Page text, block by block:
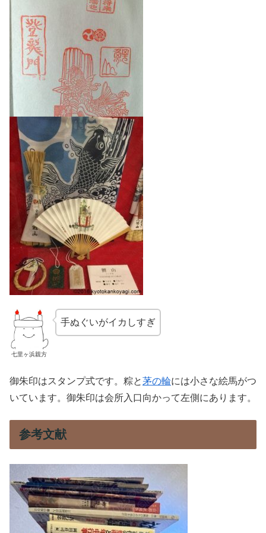
七里ヶ浜親方
手ぬぐいがイカしすぎ
御朱印はスタンプ式です。粽と茅の輪には小さな絵馬がつ
いています。御朱印は会所入口向かって左側にあります。
参考文献